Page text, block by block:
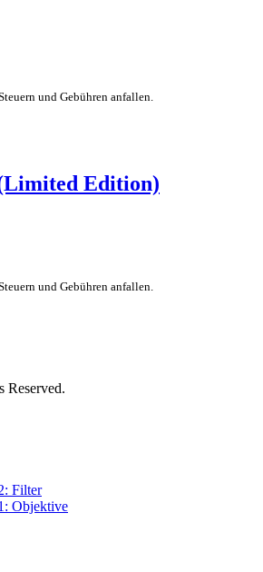
und Gebühren anfallen.
Edition)
und Gebühren anfallen.
Reserved.
Filter
Objektive